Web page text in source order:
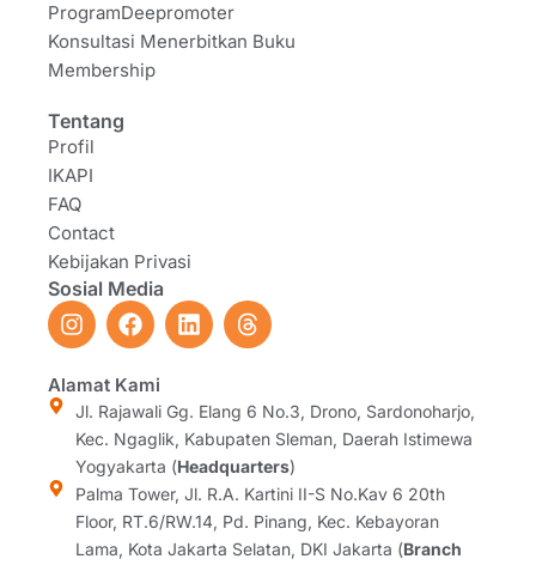
ProgramDeepromoter
Konsultasi Menerbitkan Buku
Membership
Tentang
Profil
IKAPI
FAQ
Contact
Kebijakan Privasi
Sosial Media
I
n
t
a
g
r
a
m
F
a
e
b
o
o
k
L
i
e
d
i
n
T
h
a
d
s
Alamat Kami
Jl. Rajawali Gg. Elang 6 No.3, Drono, Sardonoharjo,
Kec. Ngaglik, Kabupaten Sleman, Daerah Istimewa
Yogyakarta (Headquarters)
Palma Tower, Jl. R.A. Kartini II-S No.Kav 6 20th
Floor, RT.6/RW.14, Pd. Pinang, Kec. Kebayoran
Lama, Kota Jakarta Selatan, DKI Jakarta (Branch